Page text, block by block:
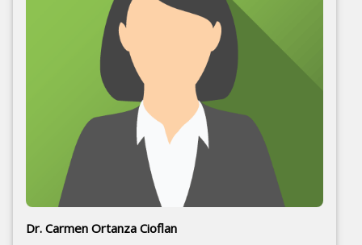
Dr. Carmen Ortanza Cioflan